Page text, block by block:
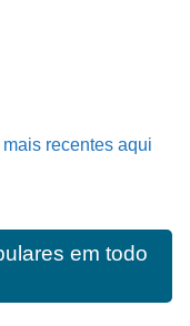
recentes aqui
em todo